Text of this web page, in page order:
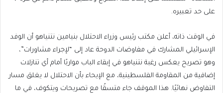
على حد تعبيره.
في الوقت ذاته، أعلن مكتب رئيس وزراء الاحتلال بنيامين نتنياهو أن الوفد
الإسرائيلي المشارك في مفاوضات الدوحة عاد إلى “لإجراء مشاورات”،
وهو تصريح يعكس رغبة نتنياهو في إبقاء الباب مواربًا أمام أي تنازلات
إضافية من المقاومة الفلسطينية، مع الإيحاء بأن الاحتلال لا يغلق مسار
التفاوض نهائيًا. هذا الموقف جاء متسقًا مع تصريحات ويتكوف، في ما